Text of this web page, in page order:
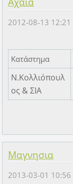
2012-08-13 12:21
Κατάστημα
Ν.Κολλιόπουλ
ος & ΣΙΑ
Μαγνησια
2013-03-01 10:56